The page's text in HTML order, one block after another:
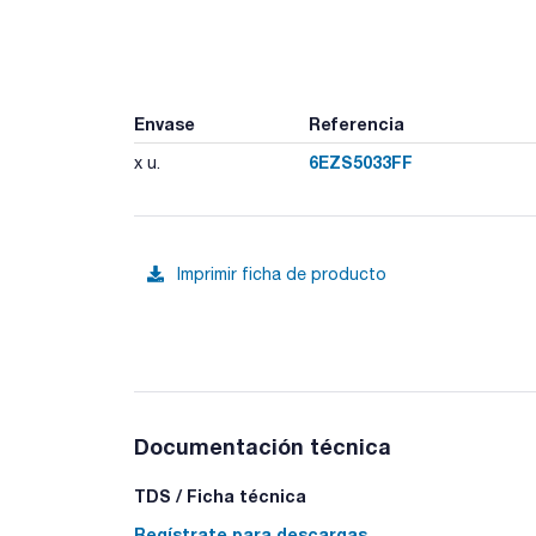
Envase Referencia
x u. 6EZS5033FF
Imprimir ficha de producto
Documentación técnica
TDS / Ficha técnica